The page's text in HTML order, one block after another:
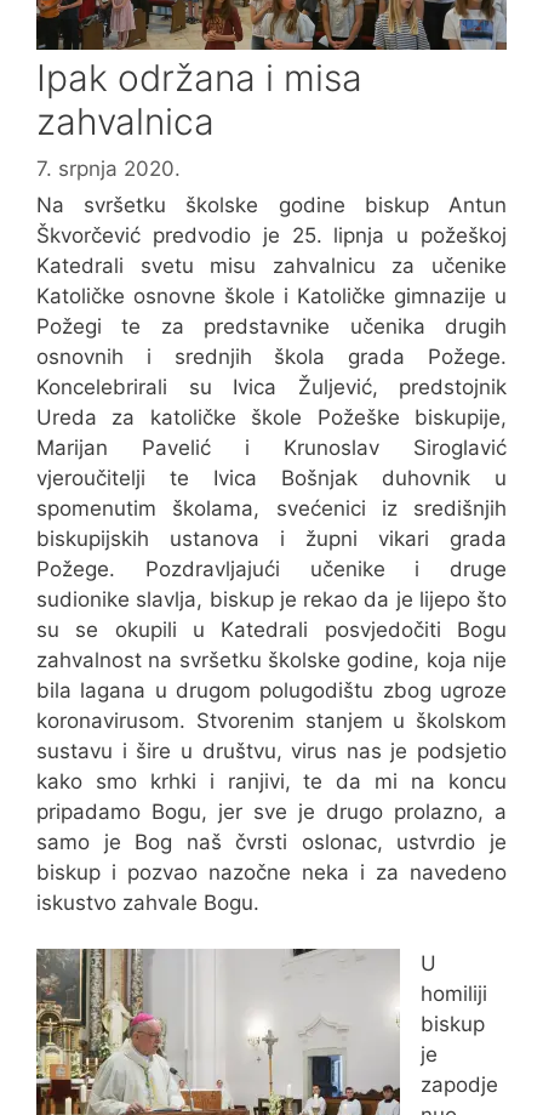
Ipak održana i misa
zahvalnica
7. srpnja 2020.
Na svršetku školske godine biskup Antun
Škvorčević predvodio je 25. lipnja u požeškoj
Katedrali svetu misu zahvalnicu za učenike
Katoličke osnovne škole i Katoličke gimnazije u
Požegi te za predstavnike učenika drugih
osnovnih i srednjih škola grada Požege.
Koncelebrirali su Ivica Žuljević, predstojnik
Ureda za katoličke škole Požeške biskupije,
Marijan Pavelić i Krunoslav Siroglavić
vjeroučitelji te Ivica Bošnjak duhovnik u
spomenutim školama, svećenici iz središnjih
biskupijskih ustanova i župni vikari grada
Požege. Pozdravljajući učenike i druge
sudionike slavlja, biskup je rekao da je lijepo što
su se okupili u Katedrali posvjedočiti Bogu
zahvalnost na svršetku školske godine, koja nije
bila lagana u drugom polugodištu zbog ugroze
koronavirusom. Stvorenim stanjem u školskom
sustavu i šire u društvu, virus nas je podsjetio
kako smo krhki i ranjivi, te da mi na koncu
pripadamo Bogu, jer sve je drugo prolazno, a
samo je Bog naš čvrsti oslonac, ustvrdio je
biskup i pozvao nazočne neka i za navedeno
iskustvo zahvale Bogu.
U
homiliji
biskup
je
zapodje